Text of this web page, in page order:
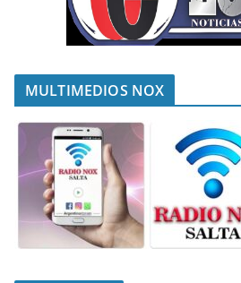
MULTIMEDIOS NOX